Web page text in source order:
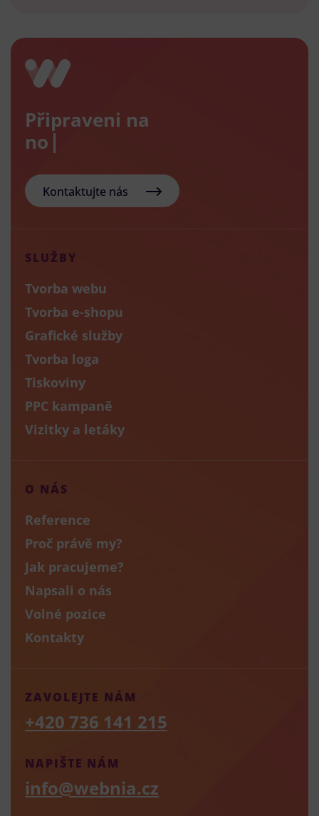
Připraveni na
nový e-
Kontaktujte nás
SLUŽBY
Tvorba webu
Tvorba e-shopu
Grafické služby
Tvorba loga
Tiskoviny
PPC kampaně
Vizitky a letáky
O NÁS
Reference
Proč právě my?
Jak pracujeme?
Napsali o nás
Volné pozice
Kontakty
NAPIŠTE NÁM
info@webnia.cz
ZAVOLEJTE NÁM
+420 736 141 215